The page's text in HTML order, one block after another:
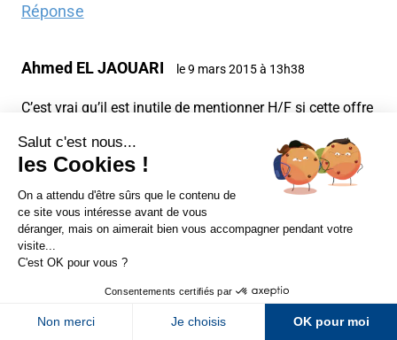
Sur LinkedIn Sur Youtube
Sur X Sur Facebook
Newsletter Abondance
Réponse
Ahmed EL JAOUARI le 9 mars 2015 à 13h38
C’est vrai qu’il est inutile de mentionner H/F si cette offre
hommes. Par contre c’est une mention obligatoire pour
Réponse
Christelle
Une offre d’emploi publiée aujourd’hui sur le site